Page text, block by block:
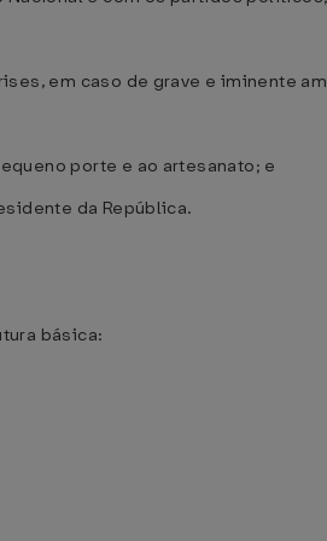
em caso de grave e iminente
porte e ao artesanato; e
da República.
básica: